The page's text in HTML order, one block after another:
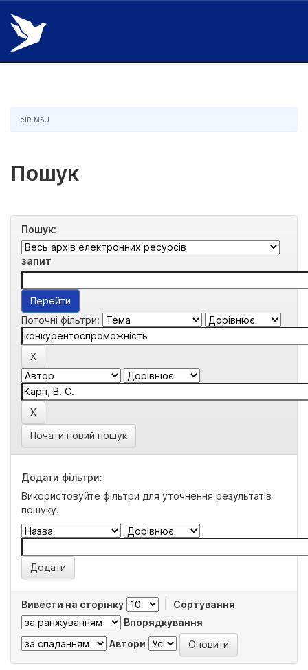
Skip
navigation
eIR MSU
Пошук
Пошук:
запит
Поточні фільтри:
Почати новий пошук
Додати фільтри:
Використовуйте фільтри для уточнення результатів
пошуку.
Вивести на сторінку
Сортування
Впорядкування
Автори